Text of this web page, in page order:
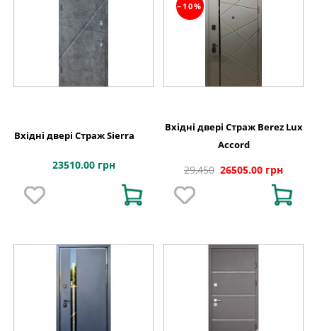
Вхідні двері Страж Sierra
23510.00 грн
−10%
Вхідні двері Страж Berez Lux
Accord
29,450 26505.00 грн